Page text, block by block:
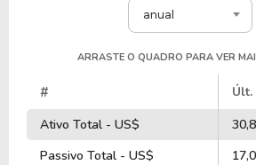
anual
ARRASTE O QUADRO PARA VER
# Últ.
Ativo Total - US$
Passivo Total - US$